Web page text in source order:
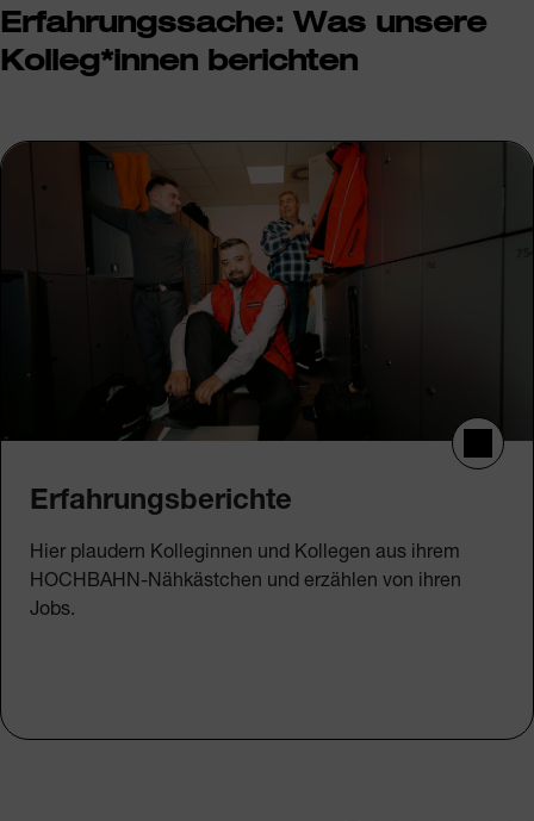
Mehr Informationen
Akzeptieren
Platform
Erfahrungssache: Was unsere
Kolleg*innen berichten
Erfahrungsberichte
Hier plaudern Kolleginnen und Kollegen aus ihrem
HOCHBAHN-Nähkästchen und erzählen von ihren
Jobs.